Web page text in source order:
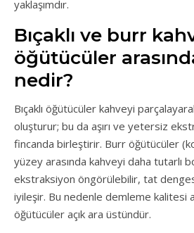
yaklaşımdır.
Bıçaklı ve burr
öğütücüler
nedir?
Bıçaklı öğütücüler kahveyi
oluşturur; bu da aşırı ve yetersiz
fincanda birleştirir. Burr öğütücüler
yüzey arasında kahveyi daha tutarlı
ekstraksiyon öngörülebilir, tat
iyileşir. Bu nedenle demleme kalitesi
öğütücüler açık ara üstündür.